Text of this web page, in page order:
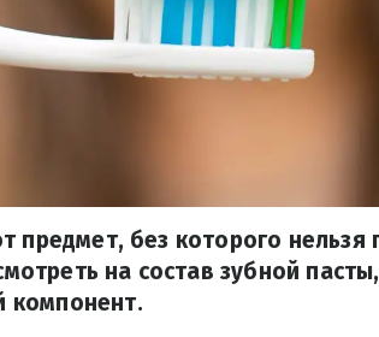
предмет, без которого нельзя
на состав зубной
компонент.